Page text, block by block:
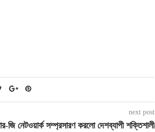
next post
জি নেটওয়ার্ক সম্প্রসারণ করলো দেশব্যাপী শক্তিশালী